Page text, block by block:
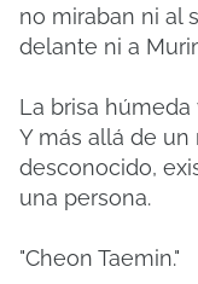
no miraban ni al
delante ni a
La brisa
Y más allá de
desconocido,
una persona.
"Cheon Taemin."